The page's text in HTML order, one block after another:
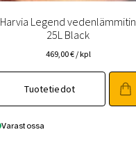
Harvia Legend vedenlämmitin
25L Black
469,00€ / kpl
Tuotetiedot
Varastossa